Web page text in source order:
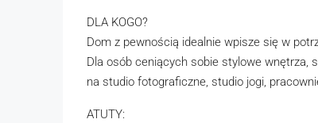
DLA KOGO?
Dom z pewnością idealnie wpisze się w
Dla osób ceniących sobie stylowe wnętrza,
na studio fotograficzne, studio jogi,
ATUTY: